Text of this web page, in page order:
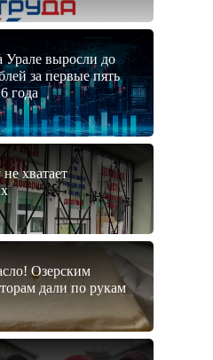
Урале выросли до
за первые пять
года
хватает
Озерским
дали по рукам